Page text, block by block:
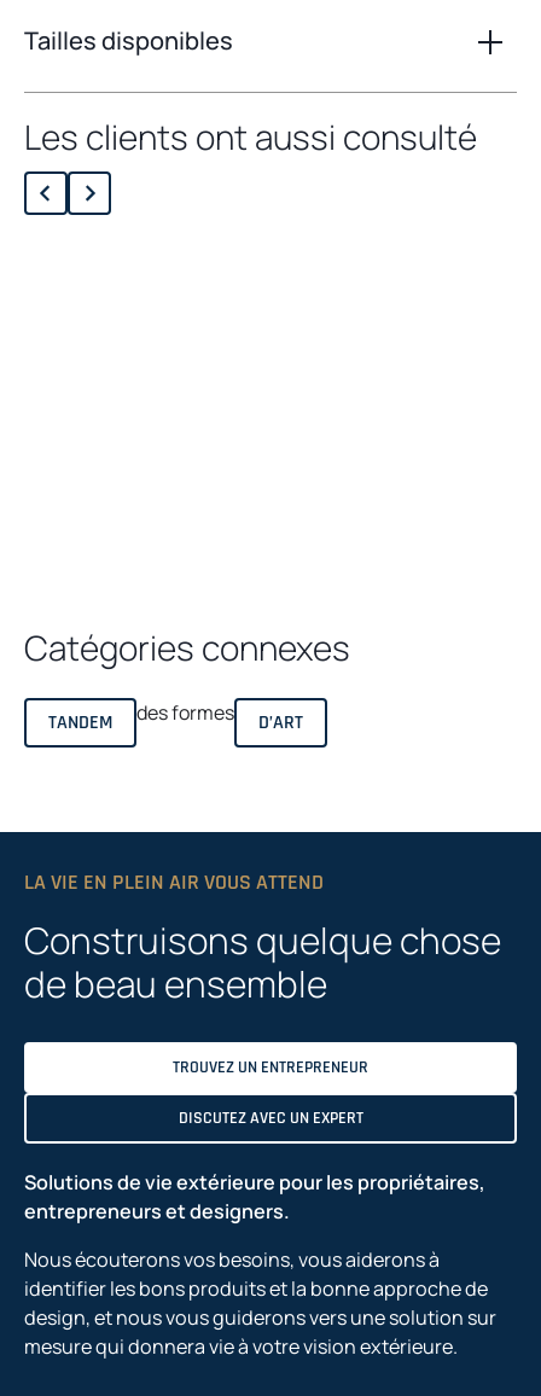
Tailles disponibles
Les clients ont aussi consulté
Catégories connexes
TANDEM des formes D’ART
LA VIE EN PLEIN AIR VOUS ATTEND
Construisons quelque chose
de beau ensemble
TROUVEZ UN ENTREPRENEUR
DISCUTEZ AVEC UN EXPERT
Solutions de vie extérieure pour les propriétaires,
entrepreneurs et designers.
Nous écouterons vos besoins, vous aiderons à
identifier les bons produits et la bonne approche de
design, et nous vous guiderons vers une solution sur
mesure qui donnera vie à votre vision extérieure.